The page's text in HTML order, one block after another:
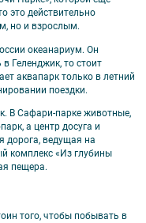
это действительно
но и взрослым.
океанариум. Он
Геленджик, то стоит
аквапарк только в летний
поездки.
В Сафари-парке животные,
а центр досуга и
дорога, ведущая на
комплекс «Из глубины
пещера.
того, чтобы побывать в